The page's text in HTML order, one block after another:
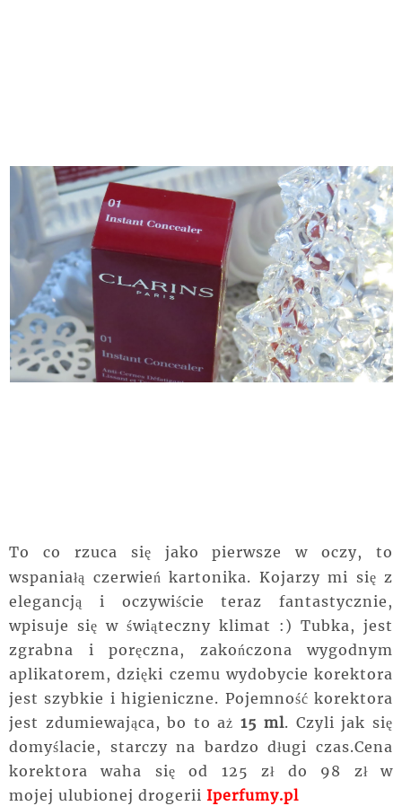
To co
rzuca się jako pierwsze w oczy, to
wspaniałą czerwień kartonika. Kojarzy mi się z
elegancją i oczywiście teraz fantastycznie,
wpisuje się w świąteczny klimat :) Tubka, jest
zgrabna i poręczna , zakończona wygodnym
aplikatorem, dzięki czemu wydobycie korektora
jest szybkie i higieniczne. Pojemność korektora
jest zdumiewająca, bo to aż 15 ml. Czyli jak się
domyślacie , starczy na bardzo długi czas.Cena
korektora waha się od 125 zł do 98 zł w
mojej ulubionej drogerii Iperfumy.pl